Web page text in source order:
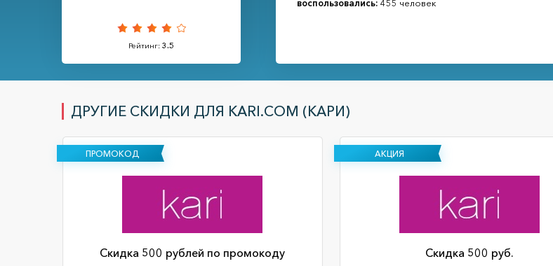
Рейтинг: 3.5
воспользовались: 455 человек
ДРУГИЕ СКИДКИ ДЛЯ KARI.COM (КАРИ)
ПРОМОКОД
Cкидка 500 рублей по промокоду
АКЦИЯ
Скидка 500 руб.